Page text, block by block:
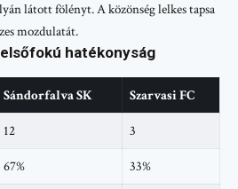
látott fölényt. A közönség lelkes tapsa
mozdulatát.
hatékonyság
Sándorfalva SK Szarvasi FC
12 3
67% 33%